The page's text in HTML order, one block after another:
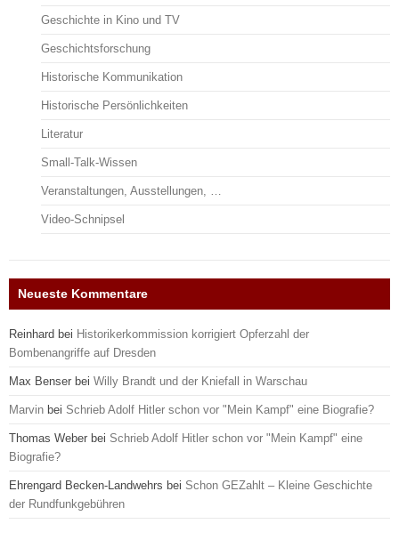
Geschichte in Kino und TV
Geschichtsforschung
Historische Kommunikation
Historische Persönlichkeiten
Literatur
Small-Talk-Wissen
Veranstaltungen, Ausstellungen, …
Video-Schnipsel
Neueste Kommentare
Reinhard bei Historikerkommission korrigiert Opferzahl der
Bombenangriffe auf Dresden
Max Benser bei Willy Brandt und der Kniefall in Warschau
Marvin bei Schrieb Adolf Hitler schon vor "Mein Kampf" eine Biografie?
Thomas Weber bei Schrieb Adolf Hitler schon vor "Mein Kampf" eine
Biografie?
Ehrengard Becken-Landwehrs bei Schon GEZahlt – Kleine Geschichte
der Rundfunkgebühren